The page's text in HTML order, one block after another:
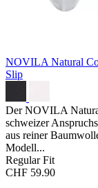
NOVILA Natural
Slip
Der NOVILA
schweizer
aus reiner
Modell...
Regular Fit
CHF 59.90